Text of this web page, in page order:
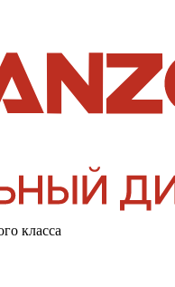
класса